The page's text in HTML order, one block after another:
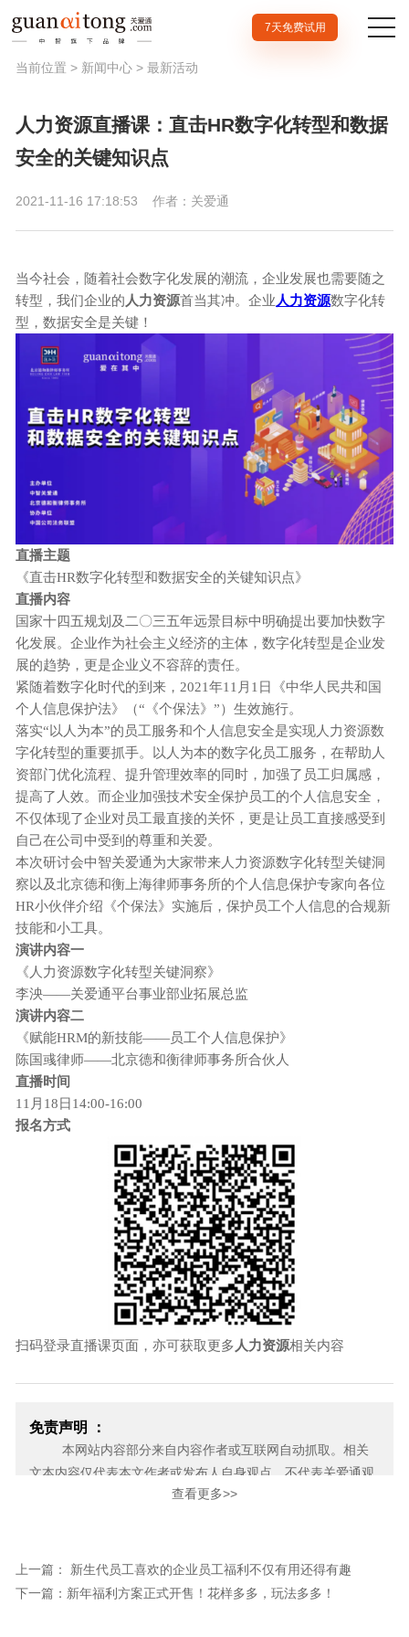
7天免费试用
当前位置 > 新闻中心 > 最新活动
人力资源直播课：直击HR数字化转型和数据
安全的关键知识点
2021-11-16 17:18:53 作者：关爱通
当今社会，随着社会数字化发展的潮流，企业发展也需要随之
转型，我们企业的 人力资源首当其冲。企业 人力资源数字化转
型，数据安全是关键！
直播主题
《直击HR数字化转型和数据安全的关键知识点》
直播内容
国家十四五规划及二〇三五年远景目标中明确提出要加快数字
化发展。企业作为社会主义经济的主体，数字化转型是企业发
展的趋势，更是企业义不容辞的责任。
紧随着数字化时代的到来， 2021年11月1日《中华人民共和国
个人信息保护法》（“《个保法》”）生效施行。
落实“以人为本”的员工服务和个人信息安全是实现人力资源数
字化转型的重要抓手。以人为本的数字化员工服务，在帮助人
资部门优化流程、提升管理效率的同时，加强了员工归属感，
提高了人效。而企业加强技术安全保护员工的个人信息安全，
不仅体现了企业对员工最直接的关怀，更是让员工直接感受到
自己在公司中受到的尊重和关爱。
本次研讨会中智关爱通为大家带来人力资源数字化转型关键洞
察以及北京德和衡上海律师事务所的个人信息保护专家向各位
HR小伙伴介绍《个保法》实施后，保护员工个人信息的合规新
技能和小工具。
演讲内容一
《人力资源数字化转型关键洞察》
李泱——关爱通平台事业部业拓展总监
演讲内容二
《赋能HRM的新技能——员工个人信息保护》
陈国彧律师——北京德和衡律师事务所合伙人
直播时间
11月18日14:00-16:00
报名方式
扫码登录直播课页面，亦可获取更多 人力资源相关内容
免责声明 ：
本网站内容部分来自内容作者或互联网自动抓取。相关
文本内容仅代表本文作者或发布人自身观点，不代表关爱通观
点或立场。关爱通力求此信息所述内容及观点的客观公正，但
家浏览，或不应无偿使用，请及时用电子邮件或电话通知我
们，关爱通会及时采取合理措施，避免给双方造成不必要的经
查看更多>>
上一篇： 新生代员工喜欢的企业员工福利不仅有用还得有趣
下一篇：新年福利方案正式开售！花样多多，玩法多多！